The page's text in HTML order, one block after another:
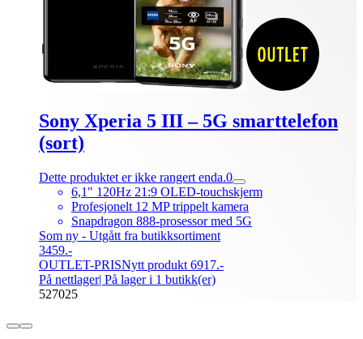
Sony Xperia 5 III – 5G smarttelefon
(sort)
Dette produktet er ikke rangert enda.0
6,1" 120Hz 21:9 OLED-touchskjerm
Profesjonelt 12 MP trippelt kamera
Snapdragon 888-prosessor med 5G
Som ny - Utgått fra butikksortiment
3459.-
OUTLET-PRISNytt produkt 6917.-
På nettlager| På lager i 1 butikk(er)
527025